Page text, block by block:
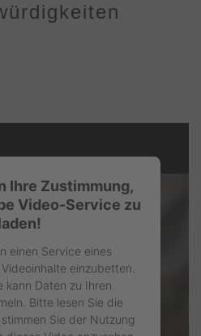
Ihre Zustimmung,
Video-Service zu
einen Service eines
einzubetten.
kann Daten zu Ihren
Bitte lesen Sie die
Sie der Nutzung